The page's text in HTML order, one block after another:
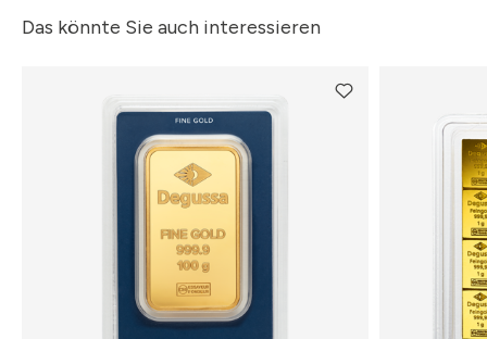
Das könnte Sie auch interessieren